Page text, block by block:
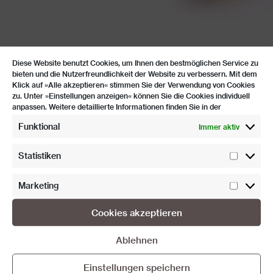
Diese Website benutzt Cookies, um Ihnen den bestmöglichen Service zu
bieten und die Nutzerfreundlichkeit der Website zu verbessern. Mit dem
Klick auf »Alle akzeptieren« stimmen Sie der Verwendung von Cookies
zu. Unter »Einstellungen anzeigen« können Sie die Cookies individuell
anpassen. Weitere detaillierte Informationen finden Sie in der
Funktional Immer aktiv
Statistiken
Marketing
Cookies akzeptieren
Ablehnen
Einstellungen speichern
Alle Produkte
Bio-Kaffee aus Bolivien
Bio-Produkte
Griechische Spezialitäten
Griechischer Honig
Griechischer Wein
Nüsse & Trockenfrüchte